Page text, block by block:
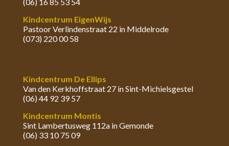
Kindcentrum EigenWijs
Pastoor Verlindenstraat 22 in Middelrode
(073) 220 00 58
Kindcentrum De Ellips
Van den Kerkhoffstraat 27 in Sint-Michielsgestel
(06) 44 92 39 57
Kindcentrum Montis
Sint Lambertusweg 112a in Gemonde
(06) 33 10 75 09